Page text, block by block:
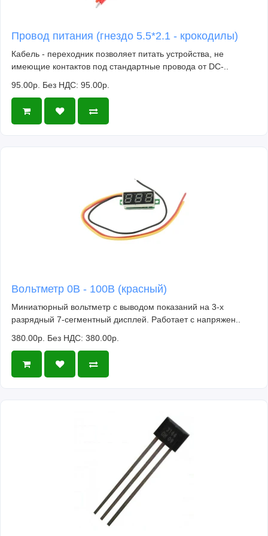
Провод питания (гнездо 5.5*2.1 - крокодилы)
Кабель - переходник позволяет питать устройства, не
имеющие контактов под стандартные провода от DC-..
95.00р. Без НДС: 95.00р.
Вольтметр 0В - 100В (красный)
Миниатюрный вольтметр с выводом показаний на 3-х
разрядный 7-сегментный дисплей. Работает с напряжен..
380.00р. Без НДС: 380.00р.